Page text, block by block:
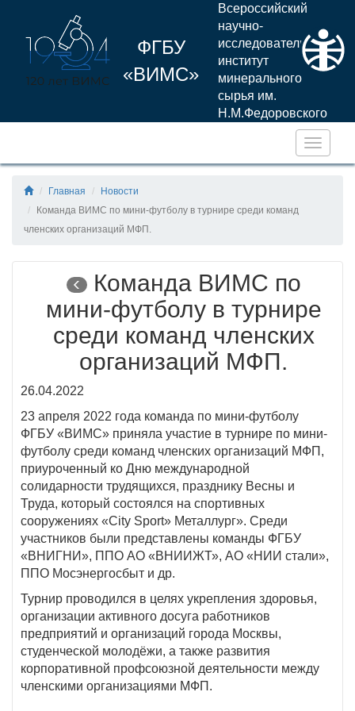
ФГБУ
«ВИМС»
Всероссийский
научно-
исследовательский
институт
минерального
сырья им.
Н.М.Федоровского
Главная
Новости
Команда ВИМС по мини-футболу в турнире среди команд
членских организаций МФП.
Команда ВИМС по
мини-футболу в турнире
среди команд членских
организаций МФП.
26.04.2022
23 апреля 2022 года команда по мини-футболу
ФГБУ «ВИМС» приняла участие в турнире по мини-
футболу среди команд членских организаций МФП,
приуроченный ко Дню международной
солидарности трудящихся, празднику Весны и
Труда, который состоялся на спортивных
сооружениях «City Sport» Металлург». Среди
участников были представлены команды ФГБУ
«ВНИГНИ», ППО АО «ВНИИЖТ», АО «НИИ стали»,
ППО Мосэнергосбыт и др.
Турнир проводился в целях укрепления здоровья,
организации активного досуга работников
предприятий и организаций города Москвы,
студенческой молодёжи, а также развития
корпоративной профсоюзной деятельности между
членскими организациями МФП.